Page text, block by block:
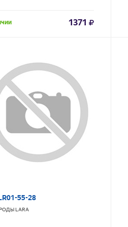
1371
55-28
LARA